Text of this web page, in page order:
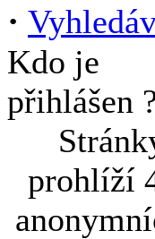
·
Kdo je
přihlášen
prohlíží